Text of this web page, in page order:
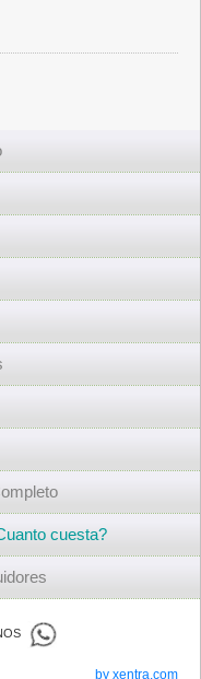
cuesta?
by xentra.com